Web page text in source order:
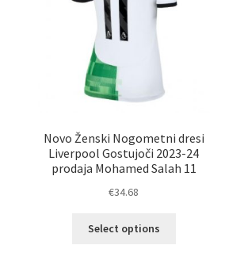
Novo Ženski Nogometni dresi
Liverpool Gostujoči 2023-24
prodaja Mohamed Salah 11
€34.68
Select options